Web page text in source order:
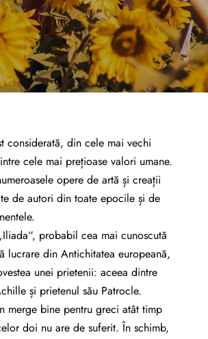
considerată, din cele mai vechi
cele mai prețioase valori umane.
opere de artă și creații
de autori din toate epocile și de
probabil cea mai cunoscută
lucrare din Antichitatea europeană,
unei prietenii: aceea dintre
și prietenul său Patrocle.
merge bine pentru greci atât timp
doi nu are de suferit. În schimb,